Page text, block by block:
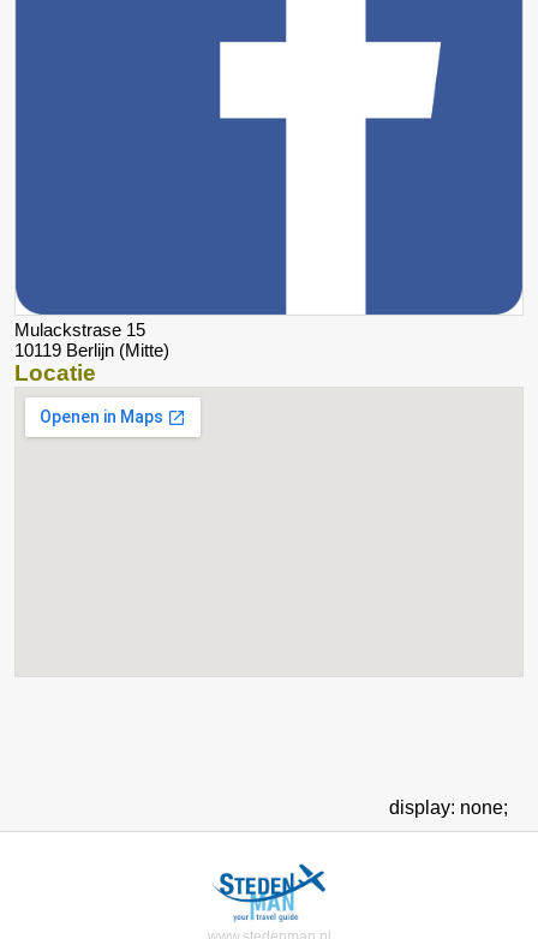
Mulackstrase 15
10119 Berlijn (Mitte)
Locatie
display: none;